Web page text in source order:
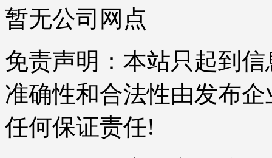
暂无公司网点
免责声明：本站只起到
准确性和合法性由发布
任何保证责任!